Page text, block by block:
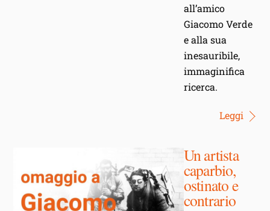
all’amico
Giacomo Verde
e alla sua
inesauribile,
immaginifica
ricerca.
Leggi
Un artista
caparbio,
ostinato e
contrario